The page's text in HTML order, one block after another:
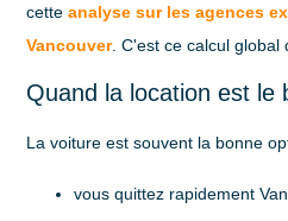
cetteanalyse sur les agences
Vancouver. C'est ce calcul global
Quand la location est le
La voiture est souvent la bonne
vous quittez rapidement